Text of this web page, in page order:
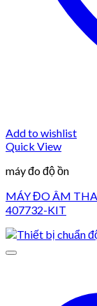
Add to wishlist
Quick View
máy đo độ ồn
MÁY ĐO ÂM
407732-KIT